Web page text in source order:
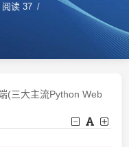
阅读 37
(三大主流Python Web